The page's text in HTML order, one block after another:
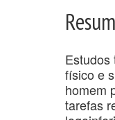
Estudos
físico e
homem
tarefas